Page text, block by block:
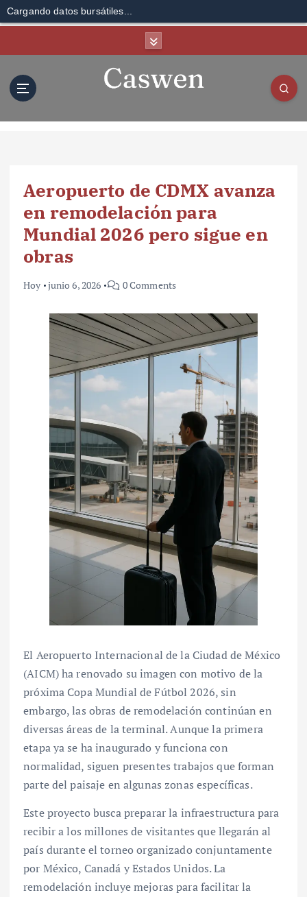
Cargando datos bursátiles...
Aeropuerto de CDMX avanza
en remodelación para
Mundial 2026 pero sigue en
obras
Hoy junio 6, 2026 0 Comments
El Aeropuerto Internacional de la Ciudad de México
(AICM) ha renovado su imagen con motivo de la
próxima Copa Mundial de Fútbol 2026, sin
embargo, las obras de remodelación continúan en
diversas áreas de la terminal. Aunque la primera
etapa ya se ha inaugurado y funciona con
normalidad, siguen presentes trabajos que forman
parte del paisaje en algunas zonas específicas.
Este proyecto busca preparar la infraestructura para
recibir a los millones de visitantes que llegarán al
país durante el torneo organizado conjuntamente
por México, Canadá y Estados Unidos. La
remodelación incluye mejoras para facilitar la